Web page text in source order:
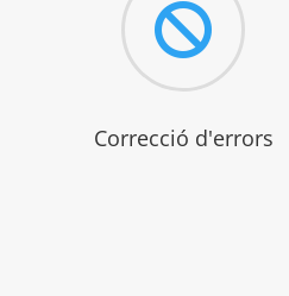

Correcció d'errors